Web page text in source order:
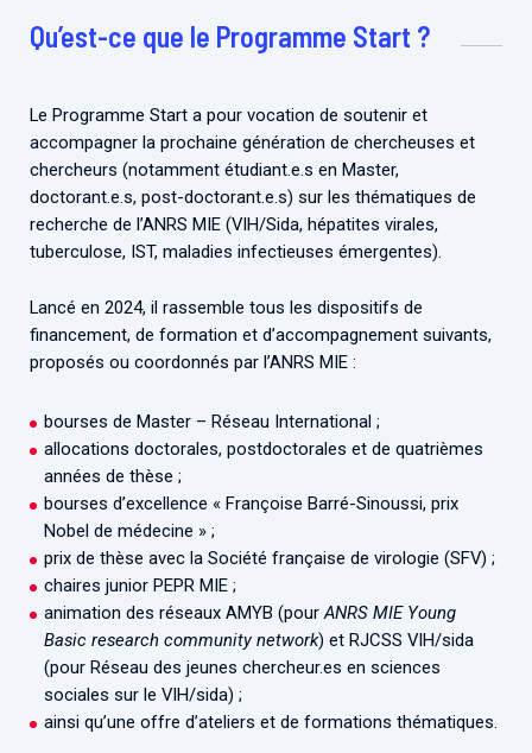
Qu’est-ce que le Programme Start ?
Le Programme Start a pour vocation de soutenir et
accompagner la prochaine génération de chercheuses et
chercheurs (notamment étudiant.e.s en Master,
doctorant.e.s, post-doctorant.e.s) sur les thématiques de
recherche de l’ANRS MIE (VIH/Sida, hépatites virales,
tuberculose, IST, maladies infectieuses émergentes).
Lancé en 2024, il rassemble tous les dispositifs de
financement, de formation et d’accompagnement suivants,
proposés ou coordonnés par l’ANRS MIE :
bourses de Master – Réseau International ;
allocations doctorales, postdoctorales et de quatrièmes
années de thèse ;
bourses d’excellence « Françoise Barré-Sinoussi, prix
Nobel de médecine » ;
prix de thèse avec la Société française de virologie (SFV) ;
chaires junior PEPR MIE ;
animation des réseaux AMYB (pourANRS MIE Young
Basic research community network) et RJCSS VIH/sida
(pour Réseau des jeunes chercheur.es en sciences
sociales sur le VIH/sida) ;
ainsi qu’une offre d’ateliers et de formations thématiques.